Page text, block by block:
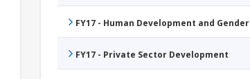
FY17 - Human Development and Gender
FY17 - Private Sector Development